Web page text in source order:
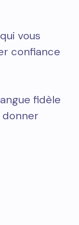
vous
confiance
fidèle